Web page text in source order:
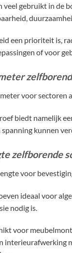
veel gebruikt in de
een prioriteit is,
of voor
voor
biedt namelijk
kunnen
zelfborende
voor
ideaal voor
nodig is.
voor
interieurafwerking